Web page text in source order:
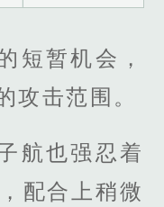
短暂机会，
攻击范围。
航也强忍着
配合上稍微